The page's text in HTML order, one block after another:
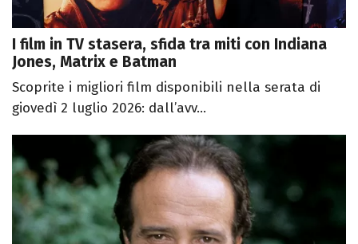
I film in TV stasera, sfida tra miti con Indiana
Jones, Matrix e Batman
Scoprite i migliori film disponibili nella serata di
giovedì 2 luglio 2026: dall’avv...